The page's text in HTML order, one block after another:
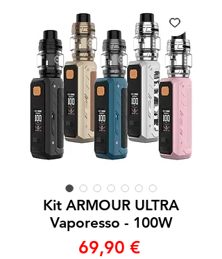
Kit ARMOUR ULTRA
Vaporesso - 100W
69,90 €Prix